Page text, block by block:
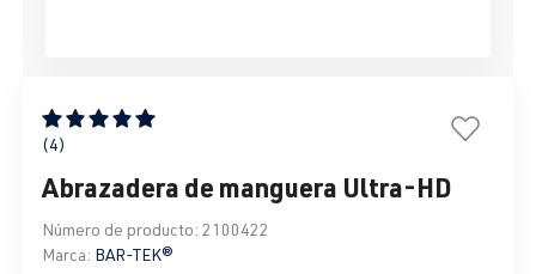
Calificación promedio de 5 de 5 estrellas
(4)
Abrazadera de manguera Ultra-HD
Número de producto: 2100422
Marca: BAR-TEK®